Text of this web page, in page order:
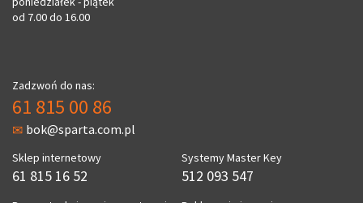
od 7.00 do 16.00
Zadzwoń do nas:
61 815 00 86
bok@sparta.com.pl
Sklep internetowy
61 815 16 52
Systemy Master Key
512 093 547